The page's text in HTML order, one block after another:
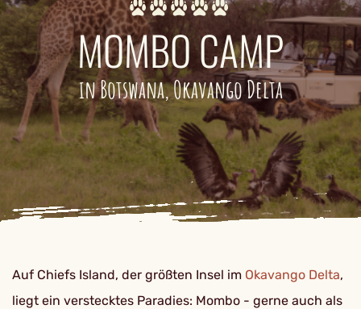
MOMBO CAMP
in Botswana, Okavango Delta
Auf Chiefs Island, der größten Insel im Okavango Delta,
liegt ein verstecktes Paradies: Mombo - gerne auch als